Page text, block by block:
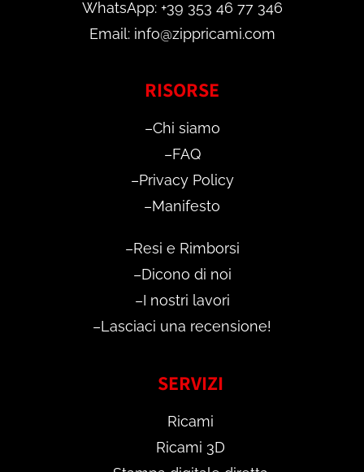
WhatsApp: +39 353 46 77 346
Email: info@zippricami.com
RISORSE
–Chi siamo
–FAQ
–Privacy Policy
–Manifesto
–Resi e Rimborsi
–Dicono di noi
–I nostri lavori
–Lasciaci una recensione!
SERVIZI
Ricami
Ricami 3D